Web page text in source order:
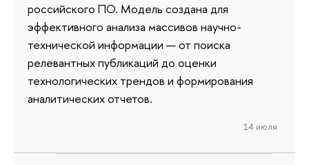
российского ПО. Модель создана для
эффективного анализа массивов научно-
технической информации — от поиска
релевантных публикаций до оценки
технологических трендов и формирования
аналитических отчетов.
14 июля